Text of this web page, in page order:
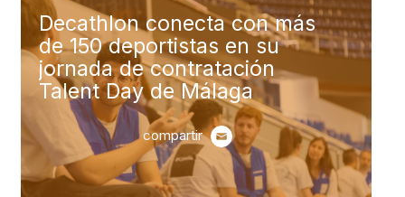
Decathlon conecta con más
de 200 deportistas en sus
jornadas de contratación
Talent Day de Madrid
compartir